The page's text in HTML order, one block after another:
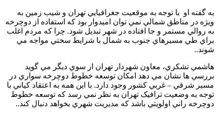
به گفته او با توجه به موقعيت جغرافيايي تهران و شيب زمين به
ويژه در مناطق شمالي نمي توان اميدوار بود که استفاده از دوچرخه
به روالي مستمر و جا افتاده در شهر تبديل شود. چرا که مردم اغلب
براي طي مسيرهاي جنوب به شمال با شرايط سختي مواجه مي
شوند..
هاشمي تشکري، معاون شهردار تهران از سوي ديگر مي گويد
بررسي ها نشان مي دهد امکان توسعه خطوط دوچرخه سواري در
مسير شرقي – غربي کشور وجود دارد. با اين همه به اعتقاد کياني با
توجه به وضعيت ترافيک تهران به نظر نمي رسد که توسعه خطوط
دوچرخه راني اولويتي باشد که مديريت شهري بخواهد دنبال کند..